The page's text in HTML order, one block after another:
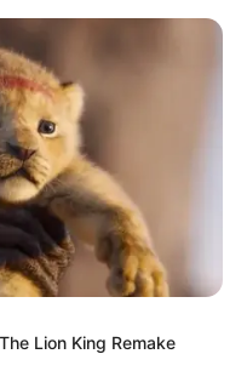
Lion King Remake